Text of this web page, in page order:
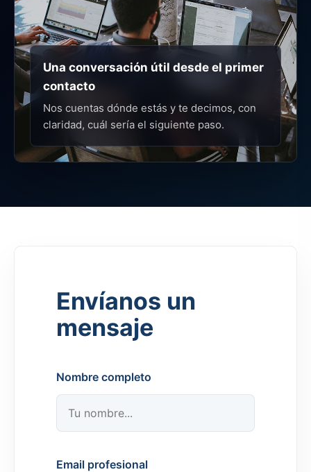
Una conversación útil desde el primer
contacto
Nos cuentas dónde estás y te decimos, con
claridad, cuál sería el siguiente paso.
Envíanos un
mensaje
Nombre completo
Email profesional